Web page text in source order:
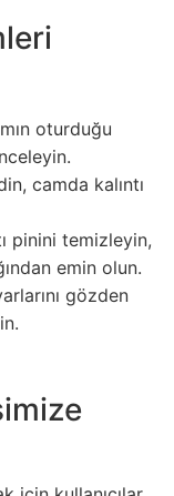
oturduğu
camda kalıntı
pinini temizleyin,
emin olun.
gözden